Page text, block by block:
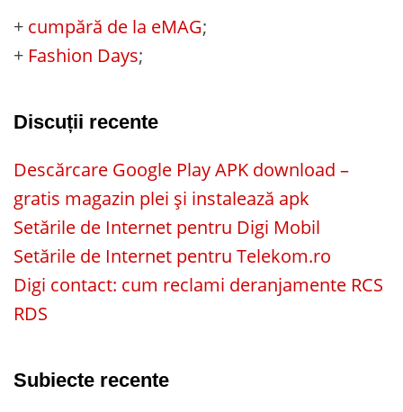
+ cumpără de la eMAG;
+ Fashion Days;
Discuții recente
Descărcare Google Play APK download –
gratis magazin plei și instalează apk
Setările de Internet pentru Digi Mobil
Setările de Internet pentru Telekom.ro
Digi contact: cum reclami deranjamente RCS
RDS
Subiecte recente